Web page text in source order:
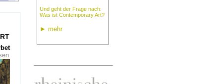
Und geht der Frage nach:
Was ist Contemporary Art?
► mehr